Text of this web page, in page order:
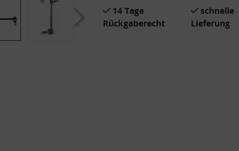
14 Tage
Rückgaberecht
schnelle
Lieferung